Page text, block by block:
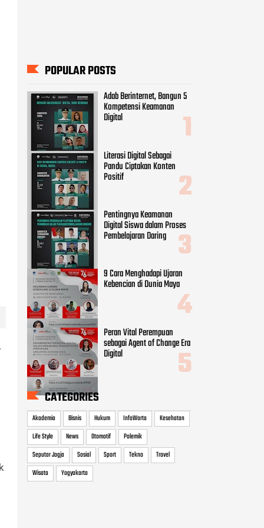
POPULAR POSTS
Adab Berinternet, Bangun 5
Kompetensi Keamanan
Digital
Literasi Digital Sebagai
Pandu Ciptakan Konten
Positif
Pentingnya Keamanan
Digital Siswa dalam Proses
Pembelajaran Daring
9 Cara Menghadapi Ujaran
Kebencian di Dunia Maya
Peran Vital Perempuan
sebagai Agent of Change Era
Digital
CATEGORIES
Akademia Bisnis Hukum InfoWarta
Kesehatan
Life Style
News Otomotif
Polemik
Seputar Jogja
Sosial Sport Tekno
Travel
Wisata
Yogyakarta